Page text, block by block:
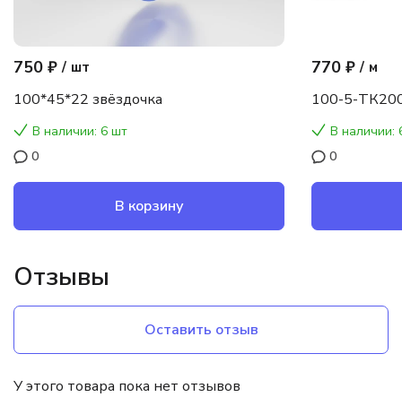
750 ₽ / шт
100*45*22 звёздочка
В наличии: 6 шт
0
В корзину
770 ₽ / м
100-5-
В наличии:
0
Отзывы
Оставить отзыв
У этого товара пока нет отзывов